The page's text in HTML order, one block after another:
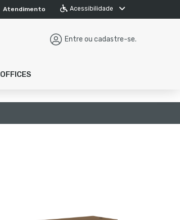
Atendimento Acessibilidade
Entre ou cadastre-se.
OFFICES